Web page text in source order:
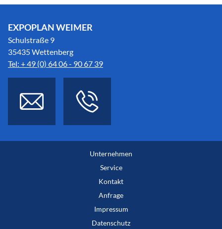
EXPOPLAN WEIMER
Schulstraße 9
35435 Wettenberg
Tel: + 49 (0) 64 06 - 90 67 39
Unternehmen
Service
Kontakt
Anfrage
Impressum
Datenschutz